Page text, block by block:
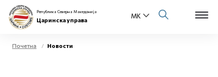
Република Северна Македонија
Царинска управа
Почетна Новости